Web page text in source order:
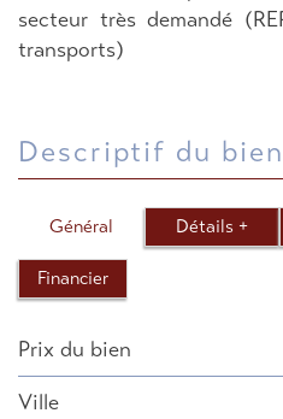
secteur très demandé
transports)
descriptif du bien
Général Détails +
Financier
Prix du bien
Ville